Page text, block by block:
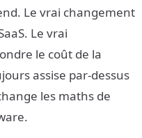
Le vrai changement
Le vrai
le coût de la
assise par-dessus
les maths de